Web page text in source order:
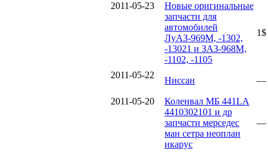
2011-05-23
Новые оригинальные
запчасти для
автомобилей
ЛуАЗ-969М, -1302,
-13021 и ЗАЗ-968М,
-1102, -1105
1$
2011-05-22
Ниссан —
2011-05-20
Коленвал МБ 441LA
4410302101 и др
запчасти мерседес
ман сетра неоплан
икарус
—